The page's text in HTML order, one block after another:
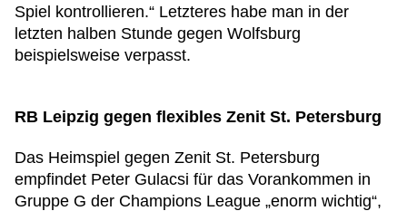
Spiel kontrollieren.“ Letzteres habe man in der
letzten halben Stunde gegen Wolfsburg
beispielsweise verpasst.
RB Leipzig gegen flexibles Zenit St. Petersburg
Das Heimspiel gegen Zenit St. Petersburg
empfindet Peter Gulacsi für das Vorankommen in
Gruppe G der Champions League „enorm wichtig“,